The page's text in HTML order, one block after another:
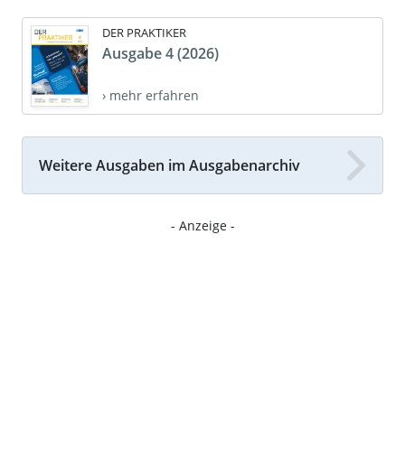
DER PRAKTIKER
Ausgabe 4 (2026)
› mehr erfahren
Weitere Ausgaben im Ausgabenarchiv
- Anzeige -